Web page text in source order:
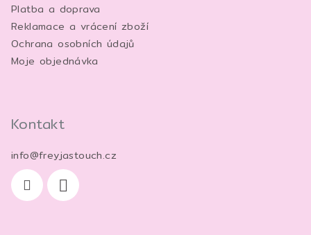
Platba a doprava
Reklamace a vrácení zboží
Ochrana osobních údajů
Moje objednávka
Kontakt
info@freyjastouch.cz